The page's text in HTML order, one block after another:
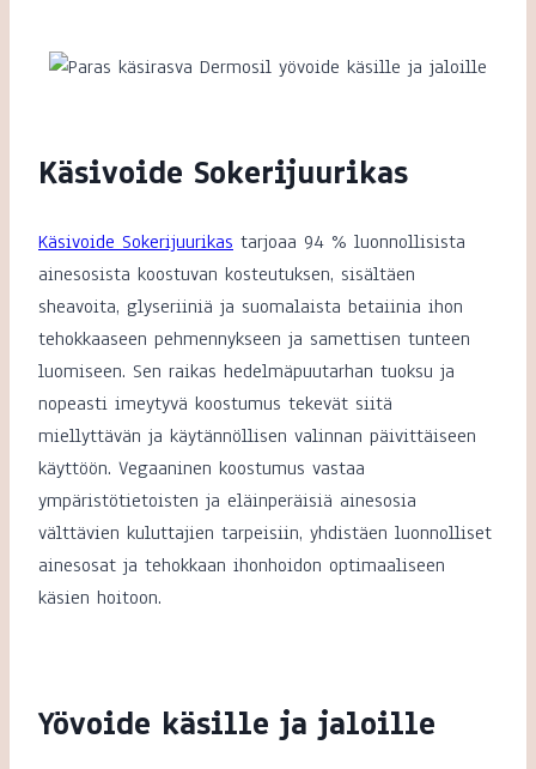
Käsivoide Sokerijuurikas
Käsivoide Sokerijuurikas tarjoaa 94 % luonnollisista
ainesosista koostuvan kosteutuksen, sisältäen
sheavoita, glyseriiniä ja suomalaista betaiinia ihon
tehokkaaseen pehmennykseen ja samettisen tunteen
luomiseen. Sen raikas hedelmäpuutarhan tuoksu ja
nopeasti imeytyvä koostumus tekevät siitä
miellyttävän ja käytännöllisen valinnan päivittäiseen
käyttöön. Vegaaninen koostumus vastaa
ympäristötietoisten ja eläinperäisiä ainesosia
välttävien kuluttajien tarpeisiin, yhdistäen luonnolliset
ainesosat ja tehokkaan ihonhoidon optimaaliseen
käsien hoitoon.
Yövoide käsille ja jaloille